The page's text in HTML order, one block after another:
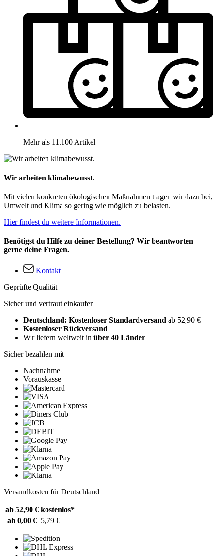
Mehr als 11.100 Artikel
Wir arbeiten klimabewusst.
Mit vielen konkreten ökologischen Maßnahmen tragen wir dazu bei,
Umwelt und Klima so gering wie möglich zu belasten.
Hier findest du weitere Informationen.
Benötigst du Hilfe zu deiner Bestellung? Wir beantworten
gerne deine Fragen.
Kontakt
Geprüfte Qualität
Sicher und vertraut einkaufen
Deutschland: Kostenloser Standardversand ab 52,90 €
Kostenloser Rückversand
Wir liefern weltweit in über 40 Länder
Sicher bezahlen mit
Nachnahme
Vorauskasse
Versandkosten für Deutschland
ab 52,90 € kostenlos*
ab 0,00 € 5,79 €